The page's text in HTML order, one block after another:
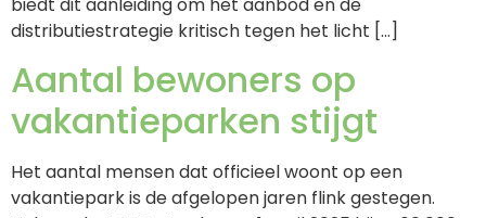
distributiestrategie kritisch tegen het licht […]
Aantal bewoners op
vakantieparken stijgt
Het aantal mensen dat officieel woont op een
vakantiepark is de afgelopen jaren flink gestegen.